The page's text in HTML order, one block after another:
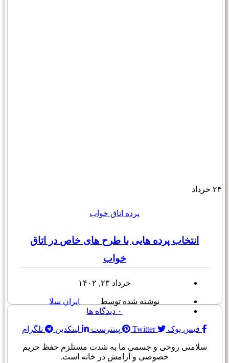
۲۴ خرداد
پرده اتاق خواب
انتخاب پرده هایی با طرح های خاص در اتاق
خواب
خرداد ۲۳, ۱۴۰۲
نوشته شده توسط
ایران سلا
۰ دیدگاه ها
فیس بوک Twitter پینترست لینکدین تلگرام
سلامتی روحی و جسمی ما به شدت مستلزم حفظ حریم
خصوصی و آرامش در خانه است.